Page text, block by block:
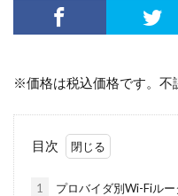
※価格は税込価格です。不
目次
1 プロバイダ別Wi-Fiル